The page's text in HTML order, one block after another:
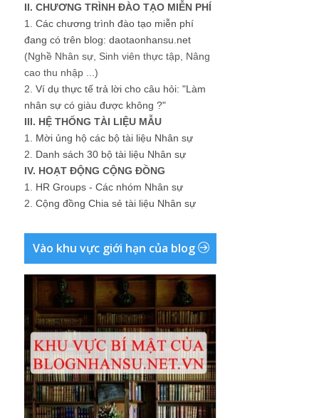
II. CHƯƠNG TRÌNH ĐÀO TẠO MIỄN PHÍ
1. Các chương trình đào tạo miễn phí
đang có trên blog: daotaonhansu.net
(Nghề Nhân sự, Sinh viên thực tập, Nâng
cao thu nhập ...)
2. Ví dụ thực tế trả lời cho câu hỏi: "Làm
nhân sự có giàu được không ?"
III. HỆ THỐNG TÀI LIỆU MẪU
1. Mời ủng hộ các bộ tài liệu Nhân sự
2. Danh sách 30 bộ tài liệu Nhân sự
IV. HOẠT ĐỘNG CỘNG ĐỒNG
1. HR Groups - Các nhóm Nhân sự
2. Cộng đồng Chia sẻ tài liệu Nhân sự
Vào khu vực giới hạn của blog